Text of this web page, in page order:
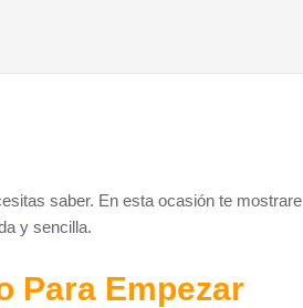
saber. En esta ocasión te mostrare
y sencilla.
Para Empezar